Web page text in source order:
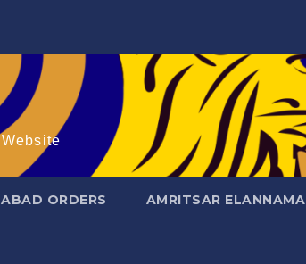
ORDERS AMRITSAR ELANNAMA